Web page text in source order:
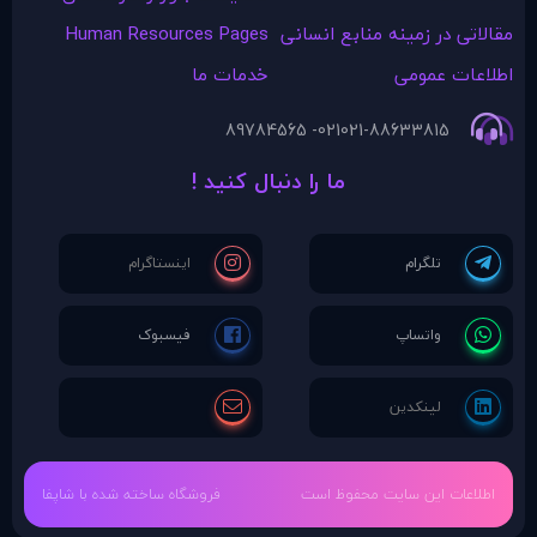
مقالاتی در زمينه منابع انسانی Human Resources Pages
اطلاعات عمومی
خدمات ما
021-88633815
021- 89784565
ما را دنبال کنید !
اطلاعات این سایت محفوظ است فروشگاه ساخته شده با شاپفا